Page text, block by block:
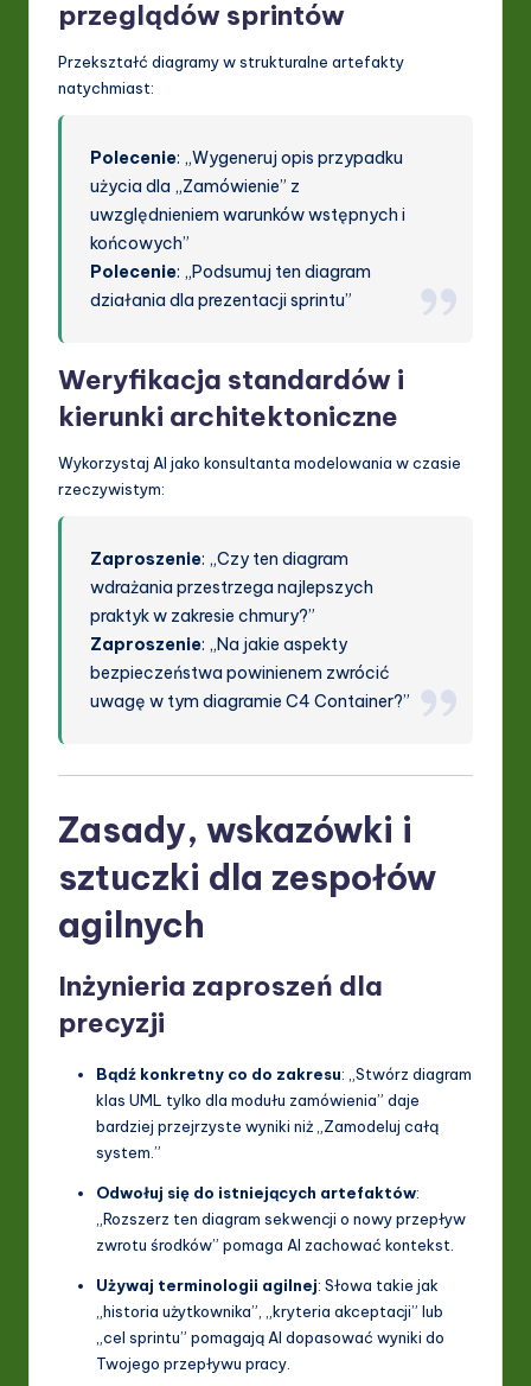
przeglądów sprintów
Przekształć diagramy w strukturalne artefakty
natychmiast:
Polecenie: „Wygeneruj opis przypadku
użycia dla „Zamówienie” z
uwzględnieniem warunków wstępnych i
końcowych”
Polecenie: „Podsumuj ten diagram
działania dla prezentacji sprintu”
Weryfikacja standardów i
kierunki architektoniczne
Wykorzystaj AI jako konsultanta modelowania w czasie
rzeczywistym:
Zaproszenie: „Czy ten diagram
wdrażania przestrzega najlepszych
praktyk w zakresie chmury?”
Zaproszenie: „Na jakie aspekty
bezpieczeństwa powinienem zwrócić
uwagę w tym diagramie C4 Container?”
Zasady, wskazówki i
sztuczki dla zespołów
agilnych
Inżynieria zaproszeń dla
precyzji
Bądź konkretny co do zakresu: „Stwórz diagram
klas UML tylko dla modułu zamówienia” daje
bardziej przejrzyste wyniki niż „Zamodeluj całą
system.”
Odwołuj się do istniejących artefaktów:
„Rozszerz ten diagram sekwencji o nowy przepływ
zwrotu środków” pomaga AI zachować kontekst.
Używaj terminologii agilnej: Słowa takie jak
„historia użytkownika”, „kryteria akceptacji” lub
„cel sprintu” pomagają AI dopasować wyniki do
Twojego przepływu pracy.